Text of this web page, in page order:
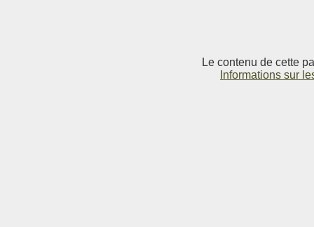
Le contenu de cette
Informations sur